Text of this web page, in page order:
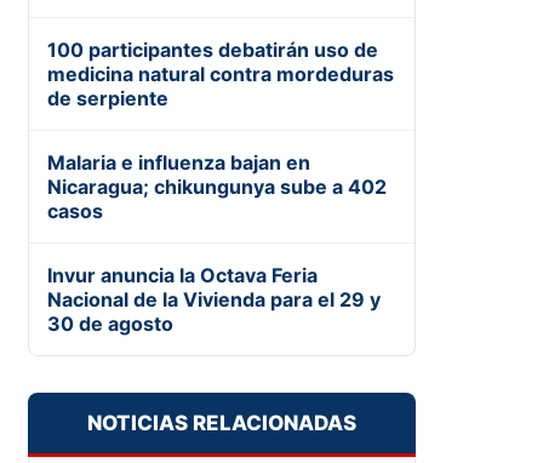
100 participantes debatirán uso de
medicina natural contra mordeduras
de serpiente
Malaria e influenza bajan en
Nicaragua; chikungunya sube a 402
casos
Invur anuncia la Octava Feria
Nacional de la Vivienda para el 29 y
30 de agosto
NOTICIAS RELACIONADAS